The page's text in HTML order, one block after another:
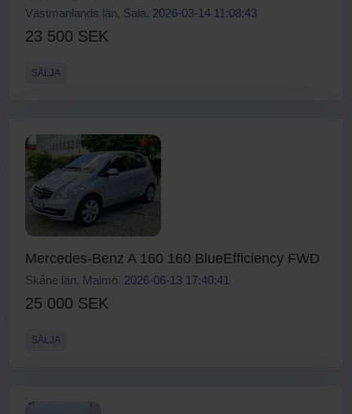
Västmanlands län, Sala. 2026-03-14 11:08:43
23 500 SEK
SÄLJA
Mercedes-Benz A 160 160 BlueEfficiency FWD
Skåne län, Malmö. 2026-06-13 17:40:41
25 000 SEK
SÄLJA